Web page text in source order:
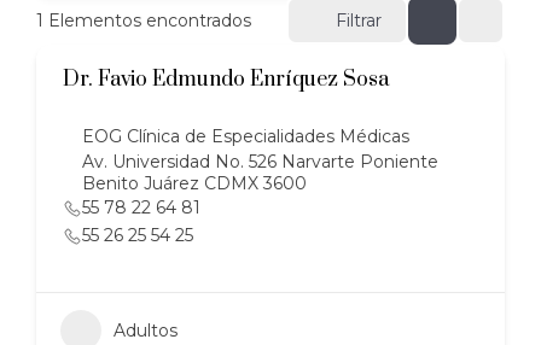
1 Elementos encontrados Filtrar
Dr. Favio Edmundo Enríquez Sosa
EOG Clínica de Especialidades Médicas
Av. Universidad No. 526 Narvarte Poniente
Benito Juárez CDMX 3600
55 78 22 64 81
55 26 25 54 25
Adultos